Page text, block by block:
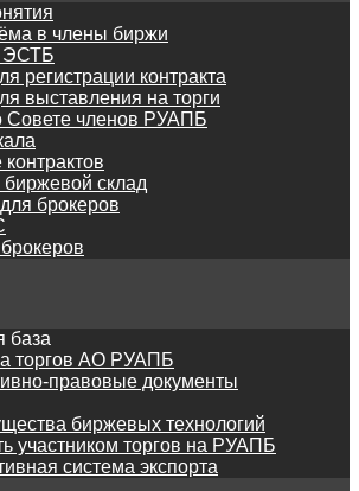
в члены биржи
ЭСТБ
регистрации контракта
выставления на торги
Совете членов РУАПБ
склад
брокеров
база
торгов АО РУАПБ
правовые документы
биржевых технологий
участником торгов на РУАПБ
система экспорта